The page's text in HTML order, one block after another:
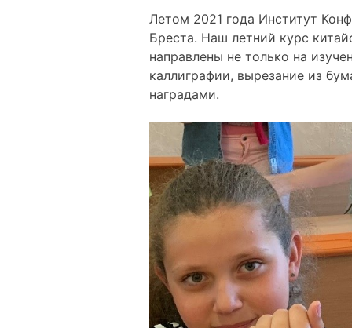
Летом 2021 года Институт
Бреста. Наш летний курс
направлены не только на
каллиграфии, вырезание из
наградами.